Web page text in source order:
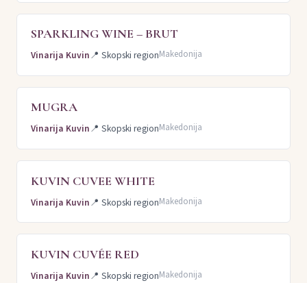
SPARKLING WINE – BRUT
Vinarija Kuvin📍 Skopski regionMakedonija
MUGRA
Vinarija Kuvin📍 Skopski regionMakedonija
KUVIN CUVEE WHITE
Vinarija Kuvin📍 Skopski regionMakedonija
KUVIN CUVÉE RED
Vinarija Kuvin📍 Skopski regionMakedonija